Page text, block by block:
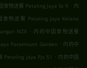
食物送餐 Petaling Jaya Ss 9 . 内
食物送餐 Petaling Jaya Kelana
NZX . 内的中国食物送餐
Paramount Garden . 内的中
Petaling Jaya Pjs 51 . 内的中国